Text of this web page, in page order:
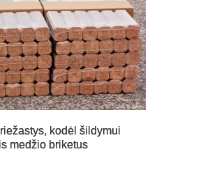
kodėl šildymui
medžio briketus